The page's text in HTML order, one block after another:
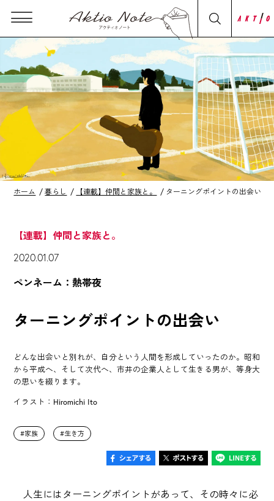
ホーム 暮らし 【連載】仲間と家族と。 ターニングポイントの出会い
【連載】仲間と家族と。
2020.01.07
ペンネーム：熱帯夜
ターニングポイントの出会い
どんな出会いと別れが、自分という人間を形成していったのか。昭和
から平成へ、そして次代へ、市井の企業人として生きる男が、等身大
の思いを綴ります。
イラスト：Hiromichi Ito
家族 生き方
人生にはターニングポイントがあって、その時々に必